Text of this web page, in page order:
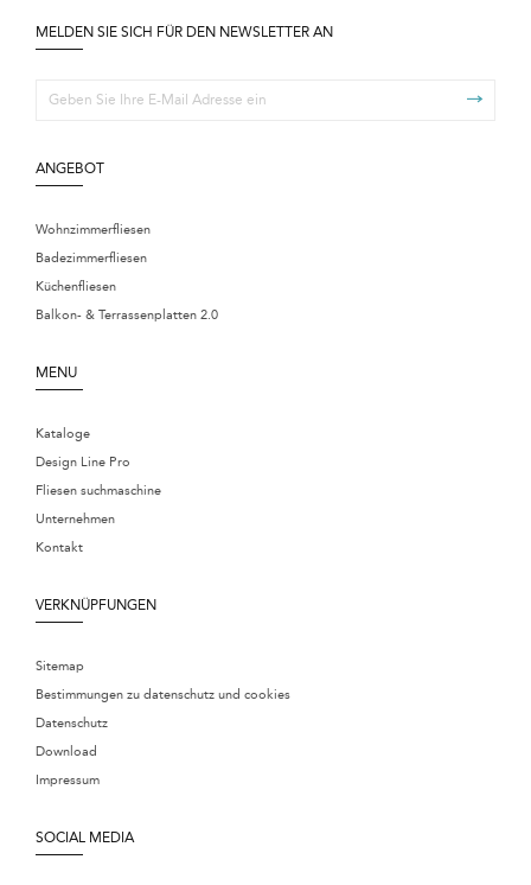
MELDEN SIE SICH FÜR DEN NEWSLETTER AN
ANGEBOT
Wohnzimmerfliesen
Badezimmerfliesen
Küchenfliesen
Balkon- & Terrassenplatten 2.0
MENU
Kataloge
Design Line Pro
Fliesen suchmaschine
Unternehmen
Kontakt
VERKNÜPFUNGEN
Sitemap
Bestimmungen zu datenschutz und cookies
Datenschutz
Download
Impressum
SOCIAL MEDIA